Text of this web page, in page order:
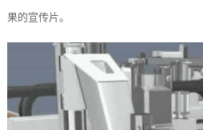
果的宣传片。